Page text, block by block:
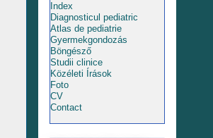
Index
Diagnosticul pediatric
Atlas de pediatrie
Gyermekgondozás
Böngésző
Studii clinice
Közéleti Írások
Foto
CV
Contact